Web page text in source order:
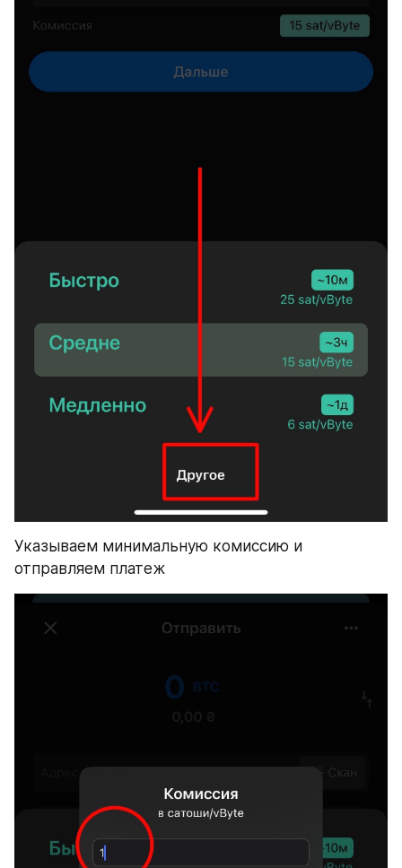
​Указываем минимальную комиссию и
отправляем платеж